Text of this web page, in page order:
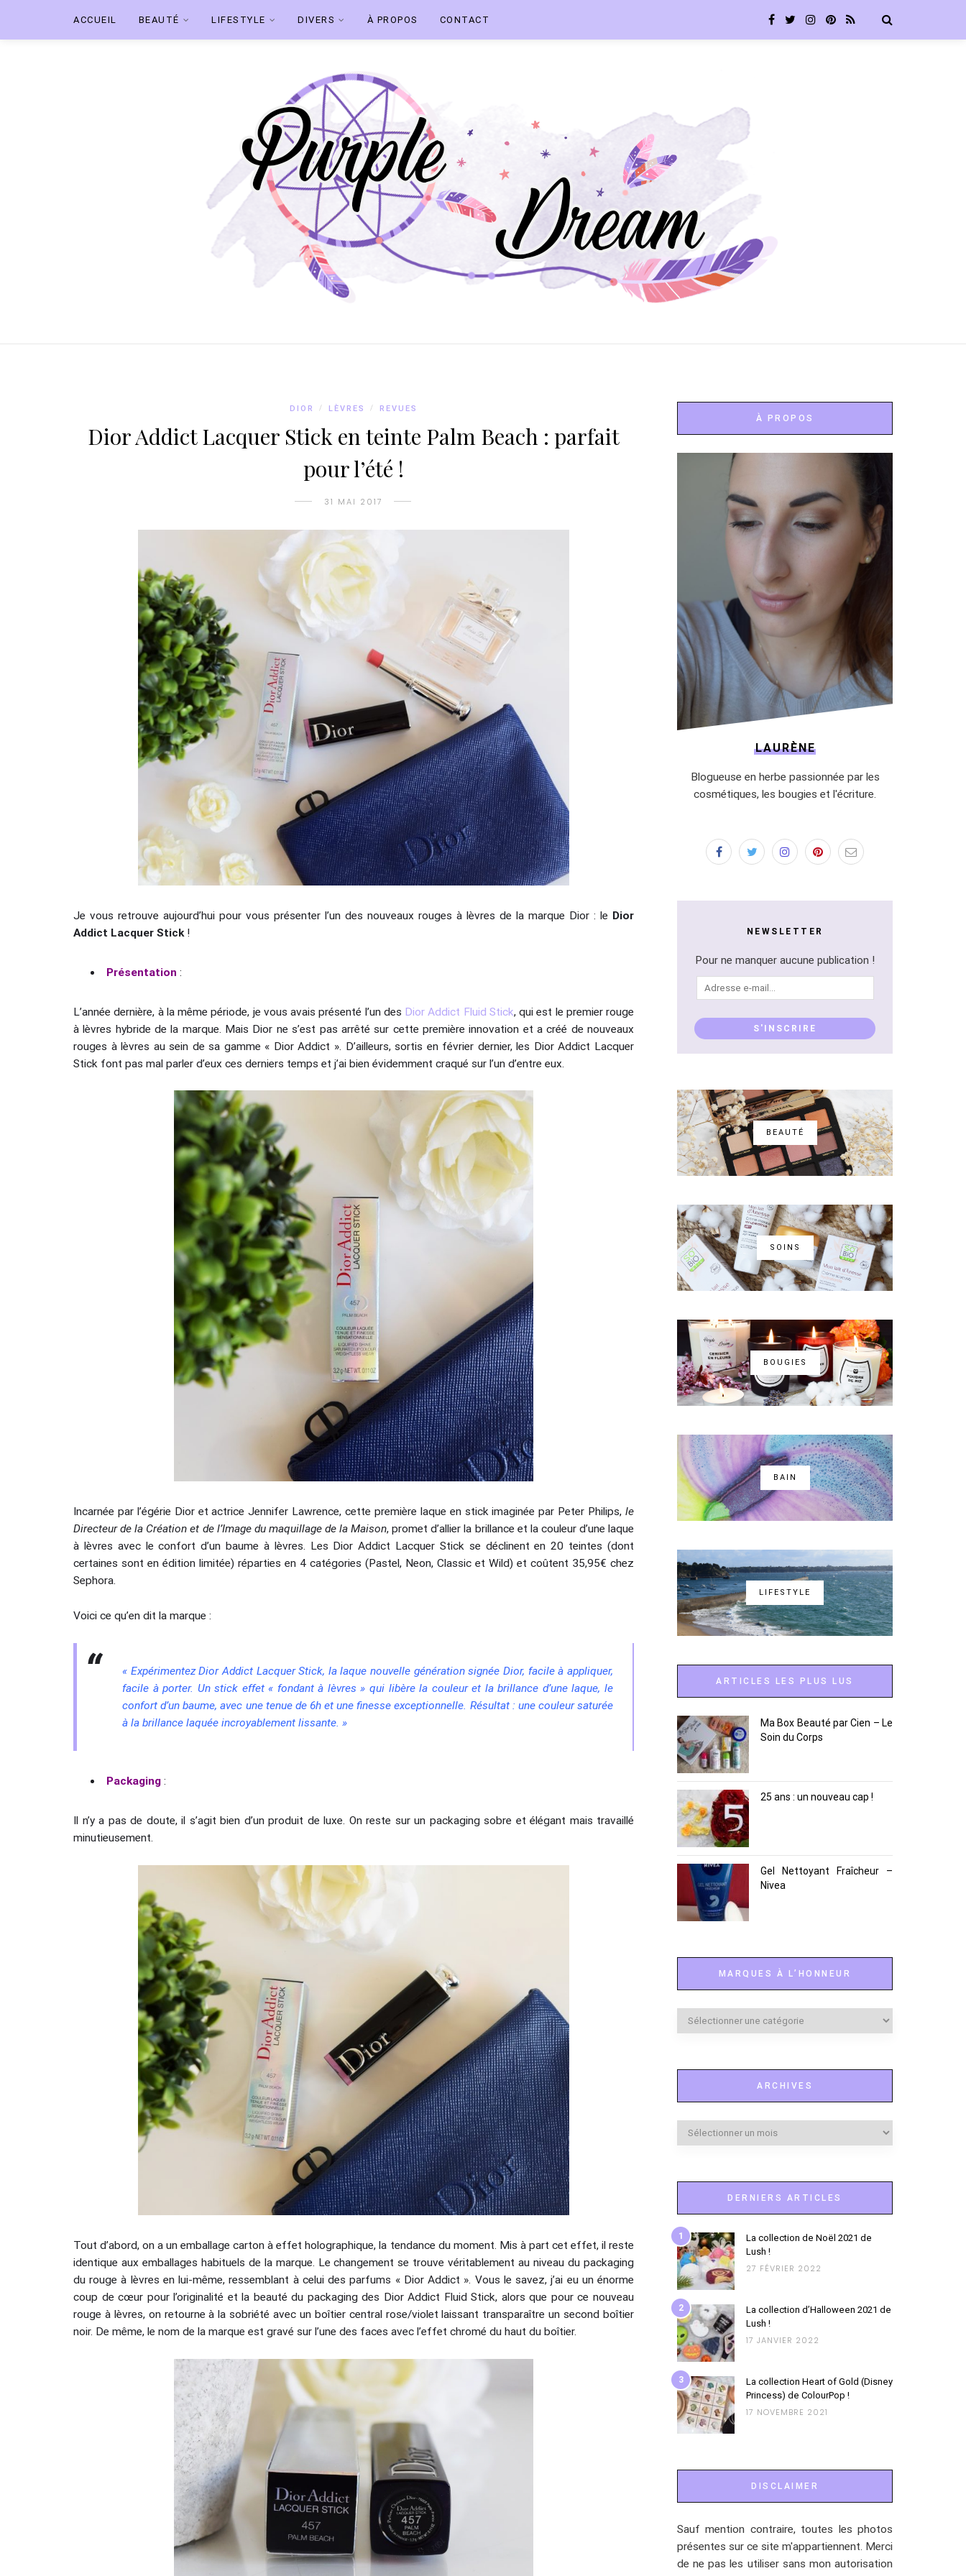
ACCUEIL BEAUTÉ LIFESTYLE DIVERS À PROPOS CONTACT
DIOR / LÈVRES / REVUES
Dior Addict Lacquer Stick en teinte Palm Beach : parfait
pour l’été !
31 MAI 2017
Je vous retrouve aujourd’hui pour vous présenter l’un des nouveaux rouges à lèvres de la marque Dior : le Dior
Addict Lacquer Stick!
Présentation :
L’année dernière, à la même période, je vous avais présenté l’un des Dior Addict Fluid Stick, qui est le premier rouge
à lèvres hybride de la marque. Mais Dior ne s’est pas arrêté sur cette première innovation et a créé de nouveaux
rouges à lèvres au sein de sa gamme « Dior Addict ». D’ailleurs, sortis en février dernier, les Dior Addict Lacquer
Stick font pas mal parler d’eux ces derniers temps et j’ai bien évidemment craqué sur l’un d’entre eux.
Incarnée par l’égérie Dior et actrice Jennifer Lawrence, cette première laque en stick imaginée par Peter Philips, le
Directeur de la Création et de l’Image du maquillage de la Maison, promet d’allier la brillance et la couleur d’une laque
à lèvres avec le confort d’un baume à lèvres. Les Dior Addict Lacquer Stick se déclinent en 20 teintes (dont
certaines sont en édition limitée) réparties en 4 catégories (Pastel, Neon, Classic et Wild) et coûtent 35,95€ chez
Sephora.
Voici ce qu’en dit la marque :
« Expérimentez Dior Addict Lacquer Stick, la laque nouvelle génération signée Dior, facile à appliquer,
facile à porter. Un stick effet « fondant à lèvres » qui libère la couleur et la brillance d’une laque, le
confort d’un baume, avec une tenue de 6h et une finesse exceptionnelle. Résultat : une couleur saturée
à la brillance laquée incroyablement lissante. »
Packaging :
Il n’y a pas de doute, il s’agit bien d’un produit de luxe. On reste sur un packaging sobre et élégant mais travaillé
minutieusement.
Tout d’abord, on a un emballage carton à effet holographique, la tendance du moment. Mis à part cet effet, il reste
identique aux emballages habituels de la marque. Le changement se trouve véritablement au niveau du packaging
du rouge à lèvres en lui-même, ressemblant à celui des parfums « Dior Addict ». Vous le savez, j’ai eu un énorme
coup de cœur pour l’originalité et la beauté du packaging des Dior Addict Fluid Stick, alors que pour ce nouveau
rouge à lèvres, on retourne à la sobriété avec un boîtier central rose/violet laissant transparaître un second boîtier
noir. De même, le nom de la marque est gravé sur l’une des faces avec l’effet chromé du haut du boîtier.
À PROPOS
LAURÈNE
Blogueuse en herbe passionnée par les
cosmétiques, les bougies et l'écriture.
NEWSLETTER
Pour ne manquer aucune publication !
Adresse
e-
S'INSCRIRE
BEAUTÉ
SOINS
BOUGIES
BAIN
LIFESTYLE
ARTICLES LES PLUS LUS
Ma Box Beauté par Cien – Le
Soin du Corps
25 ans : un nouveau cap !
Gel Nettoyant Fraîcheur –
Nivea
MARQUES À L’HONNEUR
Marques
ARCHIVES
Archives
DERNIERS ARTICLES
1
La collection de Noël 2021 de
Lush !
27 FÉVRIER 2022
2
La collection d’Halloween 2021 de
Lush !
17 JANVIER 2022
3
La collection Heart of Gold (Disney
Princess) de ColourPop !
17 NOVEMBRE 2021
DISCLAIMER
Sauf mention contraire, toutes les photos
présentes sur ce site m'appartiennent. Merci
de ne pas les utiliser sans mon autorisation